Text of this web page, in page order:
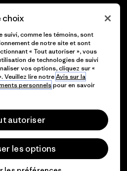
Reserved.
choix
suivi, comme les témoins, sont
de notre site et sont
« Tout autoriser », vous
de technologies de suivi
vos options, cliquez sur «
Veuillez lire notreAvis sur la
personnelspour en savoir
autoriser
les options